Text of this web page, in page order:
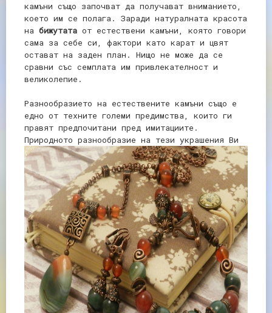
камъни също започват да получават вниманието,
което им се полага. Заради натуралната красота
на бижутата от естествени камъни, която говори
сама за себе си, фактори като карат и цвят
остават на заден план. Нищо не може да се
сравни със семплата им привлекателност и
великолепие.
Разнообразието на естествените камъни също е
едно от техните големи предимства, които ги
правят предпочитани пред имитациите.
Природното разнообразие на тези украшения Ви